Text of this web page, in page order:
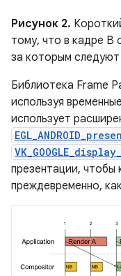
Рисунок 2.
тому, что в кадре B
за которым
Библиотека Frame
используя
использует
презентации, чтобы
преждевременно,